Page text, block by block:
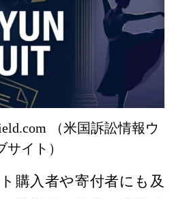
（米国訴訟情報ウ
サイト ）
購入者や寄付者にも及